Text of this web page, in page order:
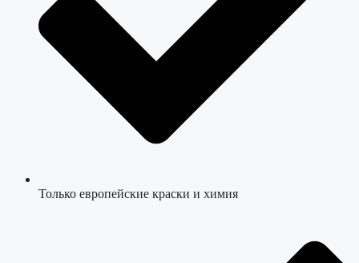
Только европейские краски и химия